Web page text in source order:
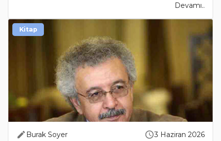
Devamı..
Burak Soyer 3 Haziran 2026
Kitap